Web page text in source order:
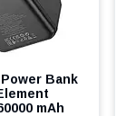
Bank
mAh